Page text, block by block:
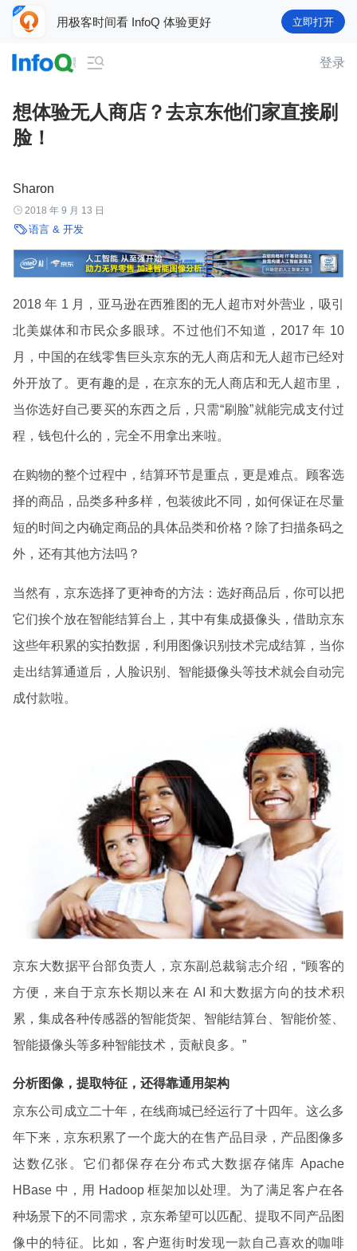
用极客时间看 InfoQ 体验更好 立即打开
 登录
想体验无人商店？去京东他们家直接刷
脸！
Sharon
 2018 年 9 月 13 日
语言 & 开发
2018 年 1 月，亚马逊在西雅图的无人超市对外营业，吸引
北美媒体和市民众多眼球。不过他们不知道，2017 年 10
月，中国的在线零售巨头京东的无人商店和无人超市已经对
外开放了。更有趣的是，在京东的无人商店和无人超市里，
当你选好自己要买的东西之后，只需“刷脸”就能完成支付过
程，钱包什么的，完全不用拿出来啦。
在购物的整个过程中，结算环节是重点，更是难点。顾客选
择的商品，品类多种多样，包装彼此不同，如何保证在尽量
短的时间之内确定商品的具体品类和价格？除了扫描条码之
外，还有其他方法吗？
当然有，京东选择了更神奇的方法：选好商品后，你可以把
它们挨个放在智能结算台上，其中有集成摄像头，借助京东
这些年积累的实拍数据，利用图像识别技术完成结算，当你
走出结算通道后，人脸识别、智能摄像头等技术就会自动完
成付款啦。
京东大数据平台部负责人，京东副总裁翁志介绍，“顾客的
方便，来自于京东长期以来在 AI 和大数据方向的技术积
累，集成各种传感器的智能货架、智能结算台、智能价签、
智能摄像头等多种智能技术，贡献良多。”
分析图像，提取特征，还得靠通用架构
京东公司成立二十年，在线商城已经运行了十四年。这么多
年下来，京东积累了一个庞大的在售产品目录，产品图像多
达数亿张。它们都保存在分布式大数据存储库 Apache
HBase 中，用 Hadoop 框架加以处理。为了满足客户在各
种场景下的不同需求，京东希望可以匹配、提取不同产品图
像中的特征。比如，客户逛街时发现一款自己喜欢的咖啡